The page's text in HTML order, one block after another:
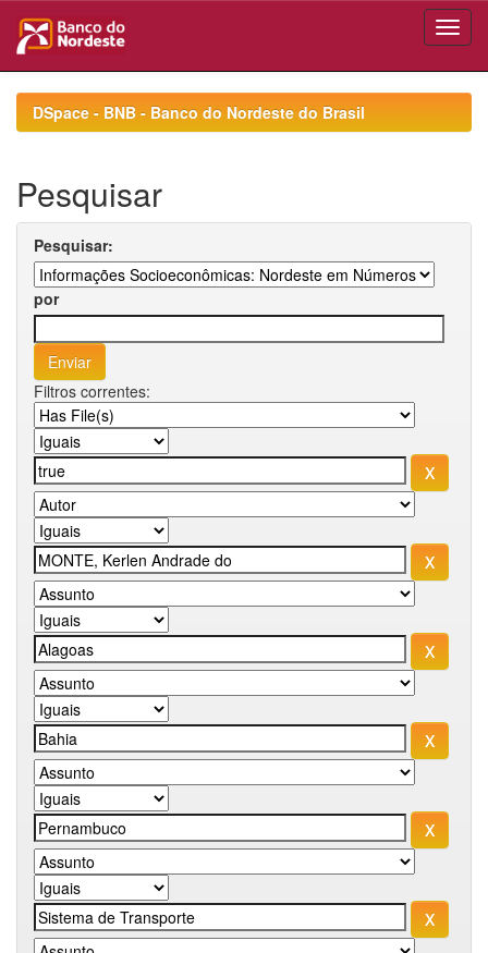
navigationDSpace - BNB - Banco do Nordeste do Brasil
Pesquisar
Pesquisar:
por
Filtros correntes: